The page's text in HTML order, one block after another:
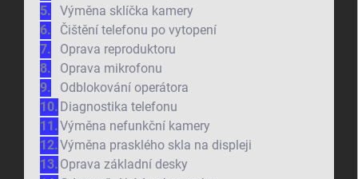
Výměna sklíčka kamery
Čištění telefonu po vytopení
Oprava reproduktoru
Oprava mikrofonu
Odblokování operátora
Diagnostika telefonu
Výměna nefunkční kamery
Výměna prasklého skla na displeji
Oprava základní desky